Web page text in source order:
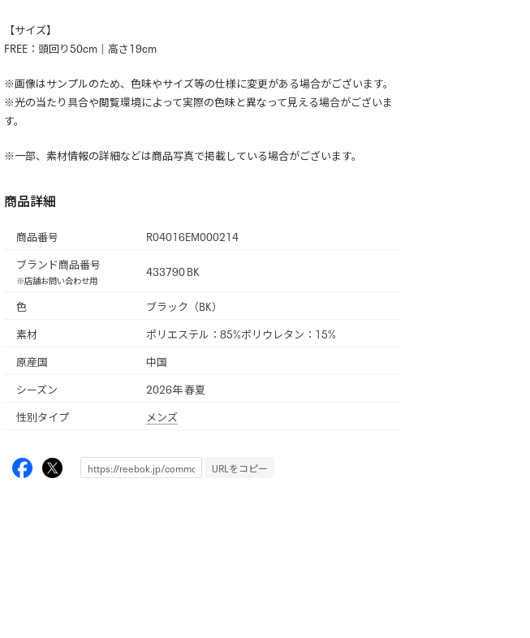
【サイズ】
FREE：頭回り50cm｜高さ19cm
※画像はサンプルのため、色味やサイズ等の仕様に変更がある場合がございます。
※光の当たり具合や閲覧環境によって実際の色味と異なって見える場合がございま
す。
※一部、素材情報の詳細などは商品写真で掲載している場合がございます。
商品詳細
商品番号
R04016EM000214
ブランド商品番号
※店舗お問い合わせ用
433790 BK
色
ブラック（BK）
素材
ポリエステル：85%ポリウレタン：15%
原産国
中国
シーズン
2026年 春夏
性別タイプ
メンズ
URLをコピー